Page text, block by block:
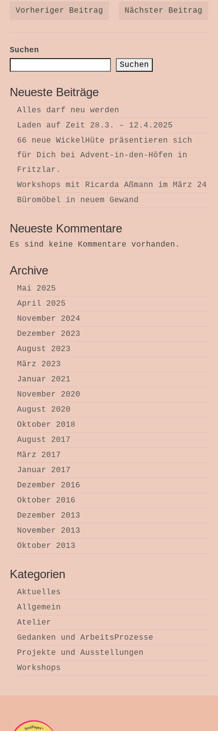
Vorheriger Beitrag Nächster Beitrag
Suchen
Suchen
Neueste Beiträge
Alles darf neu werden
Laden auf Zeit 28.3. – 12.4.2025
66 neue WickelHüte präsentieren sich
für Dich bei Advent-in-den-Höfen in
Fritzlar.
Workshops mit Ricarda Aßmann im März 24
Büromöbel in neuem Gewand
Neueste Kommentare
Es sind keine Kommentare vorhanden.
Archive
Mai 2025
April 2025
November 2024
Dezember 2023
August 2023
März 2023
Januar 2021
November 2020
August 2020
Oktober 2018
August 2017
März 2017
Januar 2017
Dezember 2016
Oktober 2016
Dezember 2013
November 2013
Oktober 2013
Kategorien
Aktuelles
Allgemein
Atelier
Gedanken und ArbeitsProzesse
Projekte und Ausstellungen
Workshops